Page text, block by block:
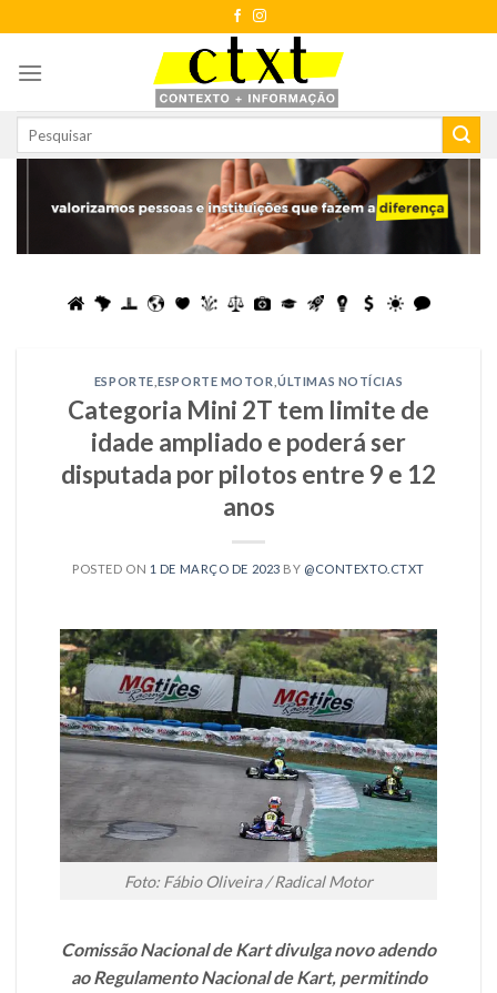
to
content
ESPORTE ,ESPORTE MOTOR ,ÚLTIMAS NOTÍCIAS
Categoria Mini 2T tem limite de
idade ampliado e poderá ser
disputada por pilotos entre 9 e 12
anos
POSTED ON 1 DE MARÇO DE 2023 BY @CONTEXTO.CTXT
Foto: Fábio Oliveira / Radical Motor
Comissão Nacional de Kart divulga novo adendo
ao Regulamento Nacional de Kart, permitindo